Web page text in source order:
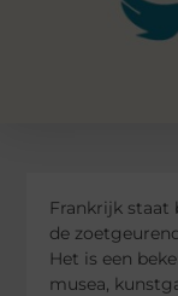
Frankrijk staat
de
Het is een
musea,